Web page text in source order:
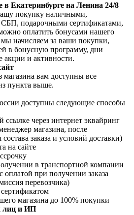
Екатеринбурге на Ленина 24/8
покупку наличными,
подарочными сертификатами,
оплатить бонусами нашего
мы начисляем за ваши покупки,
в бонусную программу, дни
акции и активности.
вам доступны все
пункта выше.
доступны следующие способы
ссылке через интернет эквайринг
магазина, после
состава заказа и условий доставки)
на сайте
в транспортной компании
оплатой при получении заказа
перевозчика)
магазина до 100% покупки
лиц и ИП